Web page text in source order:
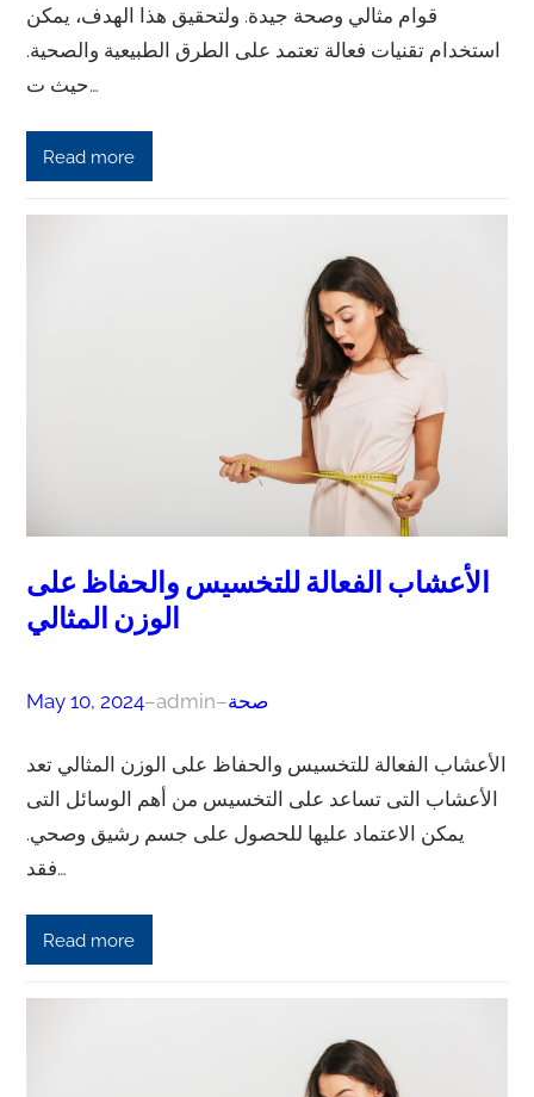
قوام مثالي وصحة جيدة. ولتحقيق هذا الهدف، يمكن
استخدام تقنيات فعالة تعتمد على الطرق الطبيعية والصحية.
حيث ت…
Read more
الأعشاب الفعالة للتخسيس والحفاظ على
الوزن المثالي
May 10, 2024–admin–صحة
الأعشاب الفعالة للتخسيس والحفاظ على الوزن المثالي تعد
الأعشاب التى تساعد على التخسيس من أهم الوسائل التى
يمكن الاعتماد عليها للحصول على جسم رشيق وصحي.
فقد…
Read more